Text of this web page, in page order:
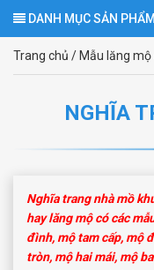
DANH MỤC SẢN PHẨM
Trang chủ / Mẫu lăng mộ
NGHĨA
Nghĩa trang nhà mồ
hay lăng mộ có các
đình, mộ tam cấp, mộ
tròn, mộ hai mái, mộ